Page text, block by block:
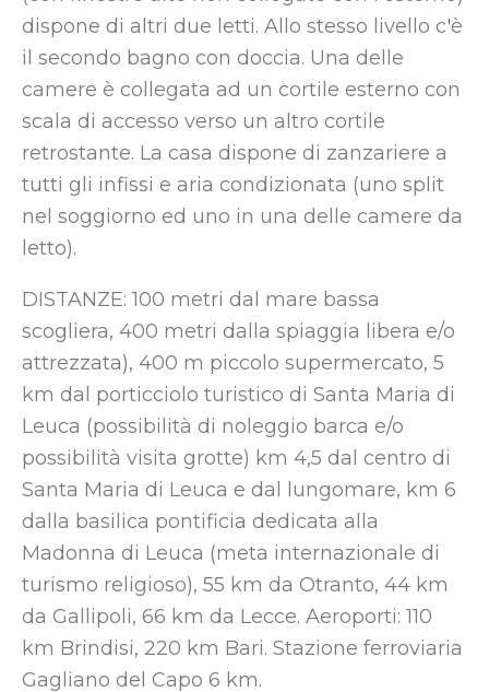
dispone di altri due letti. Allo stesso livello c'è
il secondo bagno con doccia. Una delle
camere è collegata ad un cortile esterno con
scala di accesso verso un altro cortile
retrostante. La casa dispone di zanzariere a
tutti gli infissi e aria condizionata (uno split
nel soggiorno ed uno in una delle camere da
letto).
DISTANZE: 100 metri dal mare bassa
scogliera, 400 metri dalla spiaggia libera e/o
attrezzata), 400 m piccolo supermercato, 5
km dal porticciolo turistico di Santa Maria di
Leuca (possibilità di noleggio barca e/o
possibilità visita grotte) km 4,5 dal centro di
Santa Maria di Leuca e dal lungomare, km 6
dalla basilica pontificia dedicata alla
Madonna di Leuca (meta internazionale di
turismo religioso), 55 km da Otranto, 44 km
da Gallipoli, 66 km da Lecce. Aeroporti: 110
km Brindisi, 220 km Bari. Stazione ferroviaria
Gagliano del Capo 6 km.